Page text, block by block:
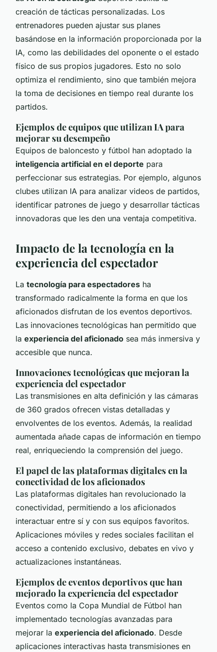
creación de tácticas personalizadas. Los
entrenadores pueden ajustar sus planes
basándose en la información proporcionada por la
IA, como las debilidades del oponente o el estado
físico de sus propios jugadores. Esto no solo
optimiza el rendimiento, sino que también mejora
la toma de decisiones en tiempo real durante los
partidos.
Ejemplos de equipos que utilizan IA para
mejorar su desempeño
Equipos de baloncesto y fútbol han adoptado la
inteligencia artificial en el deporte para
perfeccionar sus estrategias. Por ejemplo, algunos
clubes utilizan IA para analizar videos de partidos,
identificar patrones de juego y desarrollar tácticas
innovadoras que les den una ventaja competitiva.
Impacto de la tecnología en la
experiencia del espectador
La tecnología para espectadores ha
transformado radicalmente la forma en que los
aficionados disfrutan de los eventos deportivos.
Las innovaciones tecnológicas han permitido que
la experiencia del aficionado sea más inmersiva y
accesible que nunca.
Innovaciones tecnológicas que mejoran la
experiencia del espectador
Las transmisiones en alta definición y las cámaras
de 360 grados ofrecen vistas detalladas y
envolventes de los eventos. Además, la realidad
aumentada añade capas de información en tiempo
real, enriqueciendo la comprensión del juego.
El papel de las plataformas digitales en la
conectividad de los aficionados
Las plataformas digitales han revolucionado la
conectividad, permitiendo a los aficionados
interactuar entre sí y con sus equipos favoritos.
Aplicaciones móviles y redes sociales facilitan el
acceso a contenido exclusivo, debates en vivo y
actualizaciones instantáneas.
Ejemplos de eventos deportivos que han
mejorado la experiencia del espectador
Eventos como la Copa Mundial de Fútbol han
implementado tecnologías avanzadas para
mejorar la experiencia del aficionado. Desde
aplicaciones interactivas hasta transmisiones en